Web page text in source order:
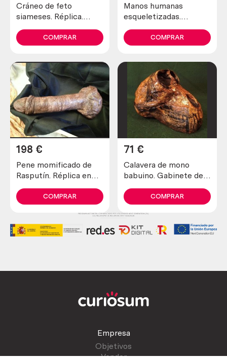
Cráneo de feto
siameses. Réplica.
siamensis.
Impresionante.
COMPRAR
Manos humanas
esqueletizadas.
COMPRAR
Pene momificado de
Rasputín. Réplica en
poliester. Magnífica
pieza. Miembro.
198 €
COMPRAR
Calavera de mono
babuino. Gabinete del
en papel maché.
Origen británico.
71 €
COMPRAR
Empresa
Objetivos